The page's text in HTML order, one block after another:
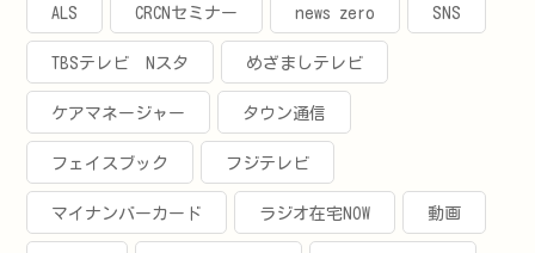
ALS CRCNセミナー news zero SNS
TBSテレビ Nスタ めざましテレビ
ケアマネージャー タウン通信
フェイスブック フジテレビ
マイナンバーカード ラジオ在宅NOW 動画